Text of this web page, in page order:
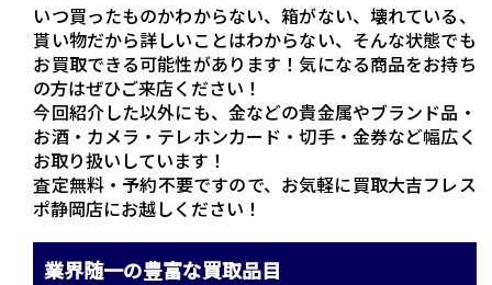
いつ買ったものかわからない、箱がない、壊れている、
貰い物だから詳しいことはわからない、そんな状態でも
お買取できる可能性があります！気になる商品をお持ち
の方はぜひご来店ください！
今回紹介した以外にも、金などの貴金属やブランド品・
お酒・カメラ・テレホンカード・切手・金券など幅広く
お取り扱いしています！
査定無料・予約不要ですので、お気軽に買取大吉フレス
ポ静岡店にお越しください！
業界随一の豊富な買取品目